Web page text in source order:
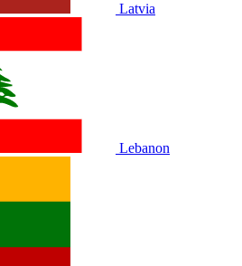
Latvia
Lebanon